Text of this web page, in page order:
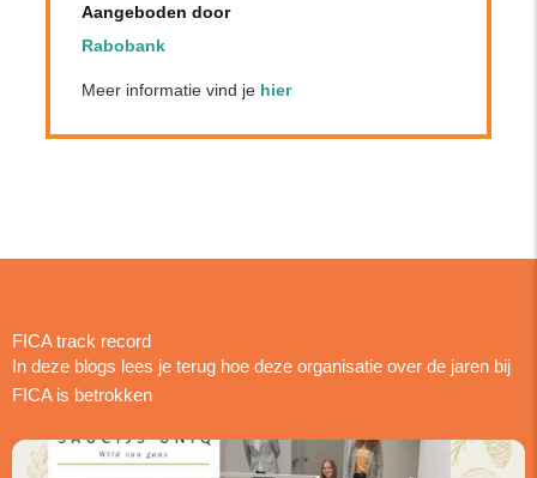
Aangeboden door
Rabobank
Meer informatie vind je hier
FICA track record
In deze blogs lees je terug hoe deze organisatie over de jaren bij
FICA is betrokken